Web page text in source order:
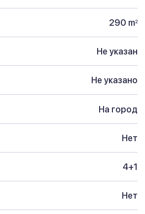
290 m2
Не указан
Не указано
На город
Нет
4+1
Нет